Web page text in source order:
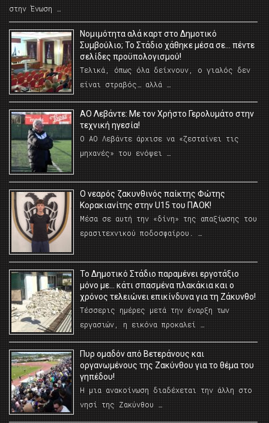
στην Ένωση …
Νομιμότητα αλά καρτ στο Δημοτικό
Συμβούλιο; Το Στάδιο χάθηκε μέσα σε… πέντε
σελίδες προϋπολογισμού!
Τελικά, όπως όλα δείχνουν, ο γιαλός δεν
είναι στραβός… αλλά …
ΑΟ Λεβάντε: Με τον Χρήστο Γερολυμάτο στην
τεχνική ηγεσία!
Ο ΑΟ Λεβάντε άρχισε να «ζεσταίνει τις
μηχανές» του ενόψει …
O νεαρός ζακυνθινός παίκτης Φώτης
Κορακιανίτης στην U15 του ΠΑΟΚ!
Μέσα σε αυτή την «δίνη» της απαξίωσης του
ερασιτεχνικού ποδοσφαίρου. …
Το Δημοτικό Στάδιο παραμένει εργοτάξιο
μόνο με… κάτι σπασμένα πλακάκια και ο
χρόνος τελειώνει επικίνδυνα για τη Ζάκυνθο!
Τέσσερις ημέρες μετά την έναρξη των
εργασιών, η εικόνα προκαλεί …
Πυρ ομαδόν από Βετεράνους και
οργανωμένους της Ζακύνθου για το θέμα του
γηπέδου!
Η μια ανακοίνωση διαδέχεται την άλλη στο
νησί της Ζακύνθου …